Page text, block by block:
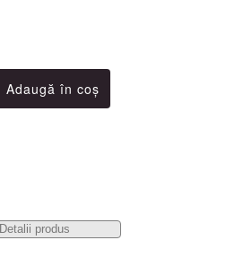
Detalii produs